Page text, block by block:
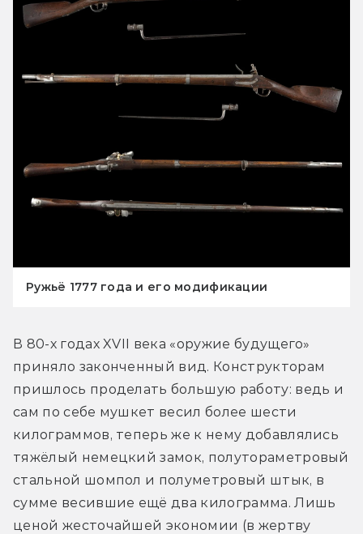
Ружьё 1777 года и его модификации
В 80-х годах XVII века «оружие будущего»
приняло законченный вид. Конструкторам
пришлось проделать большую работу: ведь и
сам по себе мушкет весил более шести
килограммов, теперь же к нему добавлялись
тяжёлый немецкий замок, полутораметровый
стальной шомпол и полуметровый штык, в
сумме весившие ещё два килограмма. Лишь
ценой жесточайшей экономии (в жертву